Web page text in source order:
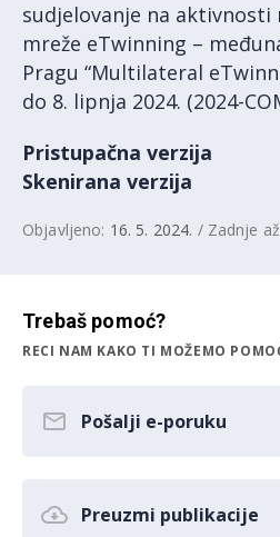
sudjelovanje na
mreže eTwinning –
Pragu “Multilateral
do 8. lipnja 2024. (2024-
Pristupačna verzija
Skenirana verzija
Objavljeno: 16. 5. 2024. / Zadnje
Trebaš pomoć?
RECI NAM KAKO TI MOŽEMO
Pošalji e-poruku
Preuzmi publikacije